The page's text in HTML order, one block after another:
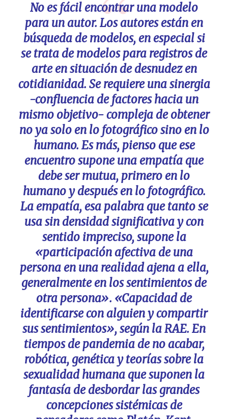
No es fácil encontrar una modelo
para un autor. Los autores están en
búsqueda de modelos, en especial si
se trata de modelos para registros de
arte en situación de desnudez en
cotidianidad. Se requiere una sinergia
-confluencia de factores hacia un
mismo objetivo- compleja de obtener
no ya solo en lo fotográfico sino en lo
humano. Es más, pienso que ese
encuentro supone una empatía que
debe ser mutua, primero en lo
humano y después en lo fotográfico.
La empatía, esa palabra que tanto se
usa sin densidad significativa y con
sentido impreciso, supone la
«participación afectiva de una
persona en una realidad ajena a ella,
generalmente en los sentimientos de
otra persona». «Capacidad de
identificarse con alguien y compartir
sus sentimientos», según la RAE. En
tiempos de pandemia de no acabar,
robótica, genética y teorías sobre la
sexualidad humana que suponen la
fantasía de desbordar las grandes
concepciones sistémicas de